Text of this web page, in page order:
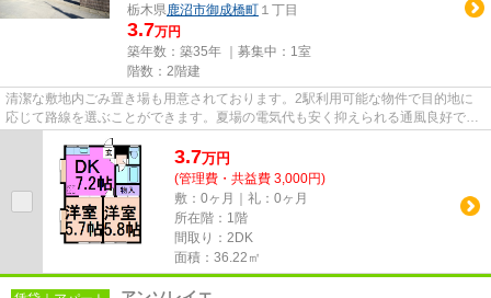
栃木県鹿沼市御成橋町 １丁目
3.7万円
築年数：築35年 ｜募集中： 1室
階数：2階建
清潔な敷地内ごみ置き場も用意されております。2駅利用可能な物件で目的地に
応じて路線を選ぶことができます。夏場の電気代も安く抑えられる通風良好で快
適なアパートです。こちらの物...
3.7万円
(管理費・共益費 3,000円)
敷：0ヶ月｜礼：0ヶ月
所在階：1階
間取り：2DK
面積：36.22㎡